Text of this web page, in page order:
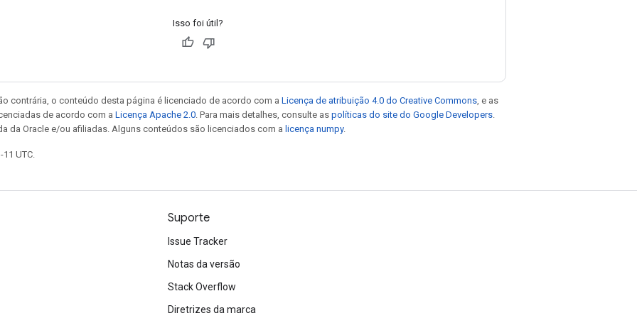
Isso foi útil?
contrária, o conteúdo desta página é licenciado de acordo com a Licença de atribuição 4.0 do Creative Commons , e as
de acordo com a Licença Apache 2.0 . Para mais detalhes, consulte as políticas do site do Google Developers
da Oracle e/ou afiliadas. Alguns conteúdos são licenciados com a licença numpy.
UTC.
Suporte
Issue Tracker
Notas da versão
Stack Overflow
Diretrizes da marca